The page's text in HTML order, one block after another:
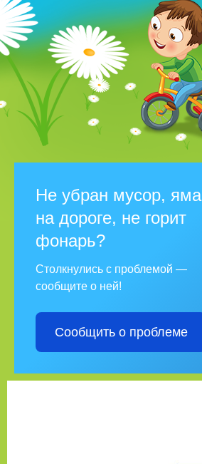
Не убран мусор, яма
на дороге, не горит
фонарь?
Столкнулись с проблемой —
сообщите о ней!
Сообщить о проблеме